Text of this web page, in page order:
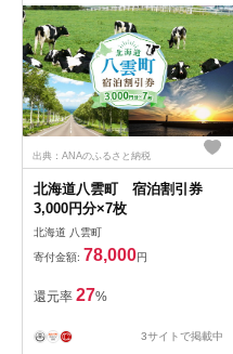
出典：ANAのふるさと納税
北海道八雲町 宿泊割引券
3,000円分×7枚
北海道 八雲町
寄付金額: 78,000円
還元率 27%
3サイトで掲載中